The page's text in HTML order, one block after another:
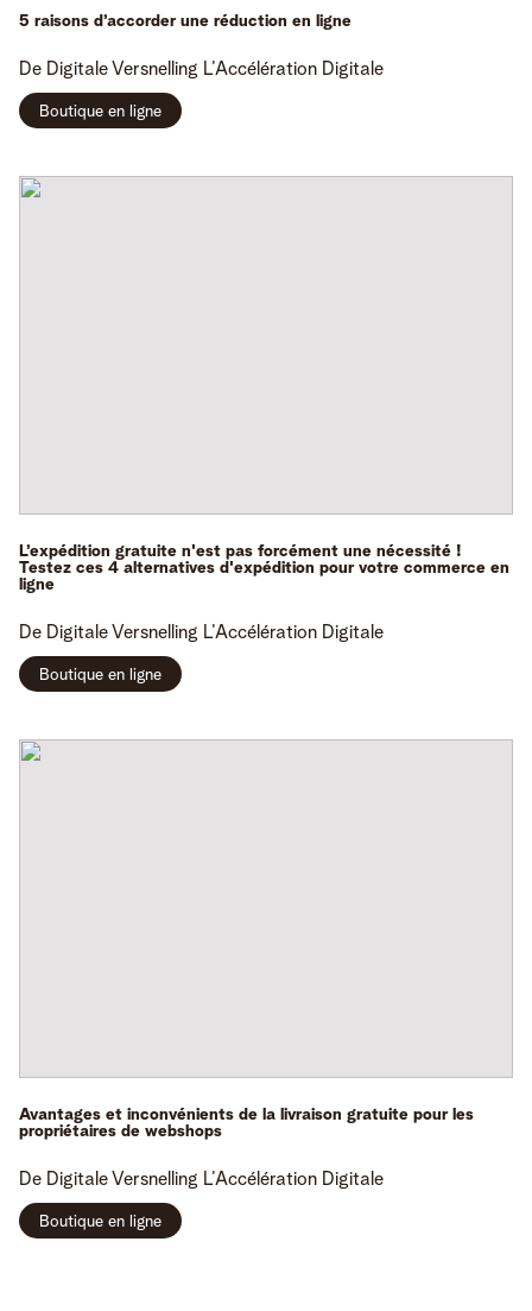
5 raisons d’accorder une réduction en ligne
De Digitale Versnelling L’Accélération Digitale
Boutique en ligne
L’expédition gratuite n'est pas forcément une nécessité !
Testez ces 4 alternatives d'expédition pour votre commerce en
ligne
De Digitale Versnelling L’Accélération Digitale
Boutique en ligne
Avantages et inconvénients de la livraison gratuite pour les
propriétaires de webshops
De Digitale Versnelling L’Accélération Digitale
Boutique en ligne